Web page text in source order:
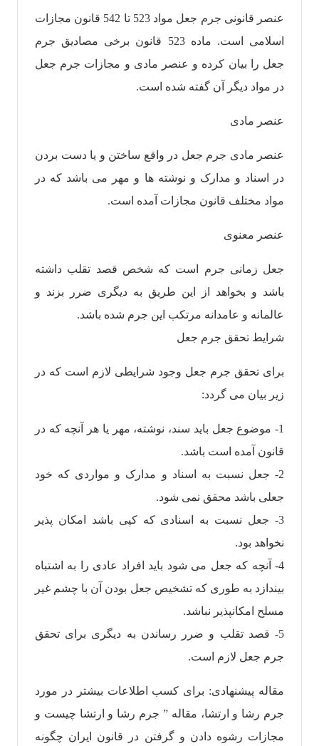
عنصر قانونی جرم جعل مواد 523 تا 542 قانون مجازات
اسلامی است. ماده 523 قانون برخی مصادیق جرم
جعل را بیان کرده و عنصر مادی و مجازات جرم جعل
در مواد دیگر آن گفته شده است.
عنصر مادی
عنصر مادی جرم جعل در واقع ساختن و یا دست بردن
در اسناد و مدارک و نوشته ها و مهر می باشد که در
مواد مختلف قانون مجازات آمده است.
عنصر معنوی
جعل زمانی جرم است که شخص قصد تقلب داشته
باشد و بخواهد از این طریق به دیگری ضرر بزند و
عالمانه و عامدانه مرتکب این جرم شده باشد.
شرایط تحقق جرم جعل
برای تحقق جرم جعل وجود شرایطی لازم است که در
زیر بیان می گردد:
1- موضوع جعل باید سند، نوشته، مهر یا هر آنچه که در
قانون آمده است باشد.
2- جعل نسبت به اسناد و مدارک و مواردی که خود
جعلی باشد محقق نمی شود.
3- جعل نسبت به اسنادی که کپی باشد امکان پذیر
نخواهد بود.
4- آنچه که جعل می شود باید افراد عادی را به اشتباه
بیندازد به طوری که تشخیص جعل بودن آن با چشم غیر
مسلح امکانپذیر نباشد.
5- قصد تقلب و ضرر رساندن به دیگری برای تحقق
جرم جعل لازم است.
مقاله پیشنهادی: برای کسب اطلاعات بیشتر در مورد
جرم رشا و ارتشا، مقاله ” جرم رشا و ارتشا چیست و
مجازات رشوه دادن و گرفتن در قانون ایران چگونه